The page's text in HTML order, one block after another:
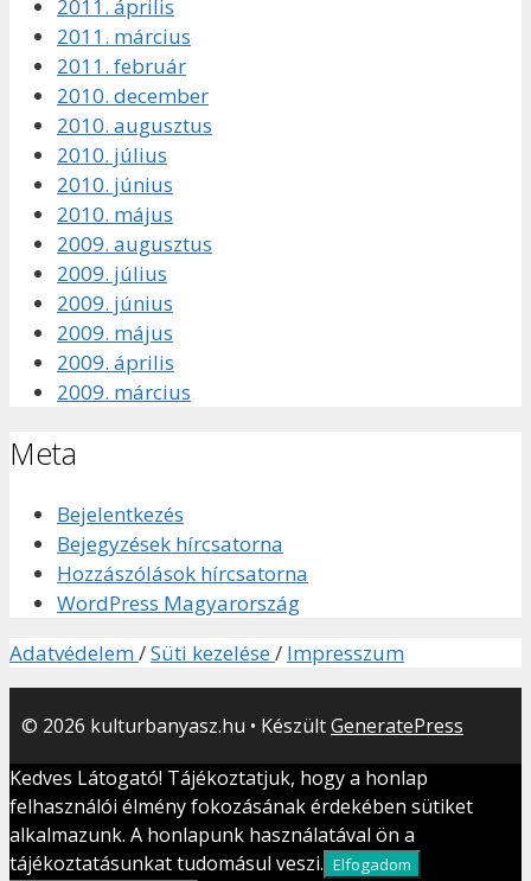
2011. április
2011. március
2011. február
2010. december
2010. augusztus
2010. július
2010. június
2010. május
2009. augusztus
2009. július
2009. június
2009. május
2009. április
2009. március
Meta
Bejelentkezés
Bejegyzések hírcsatorna
Hozzászólások hírcsatorna
WordPress Magyarország
Adatvédelem/Süti kezelése/ Impresszum
© 2026 kulturbanyasz.hu • KészültGeneratePress
Kedves Látogató! Tájékoztatjuk, hogy a honlap
felhasználói élmény fokozásának érdekében sütiket
alkalmazunk. A honlapunk használatával ön a
tájékoztatásunkat tudomásul veszi. Elfogadom